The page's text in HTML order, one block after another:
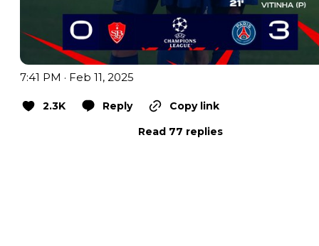
7:41 PM · Feb 11, 2025
2.3K Reply
Copy link
Read 77 replies